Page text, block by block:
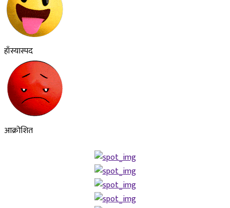
हाँस्यास्पद
आक्रोशित